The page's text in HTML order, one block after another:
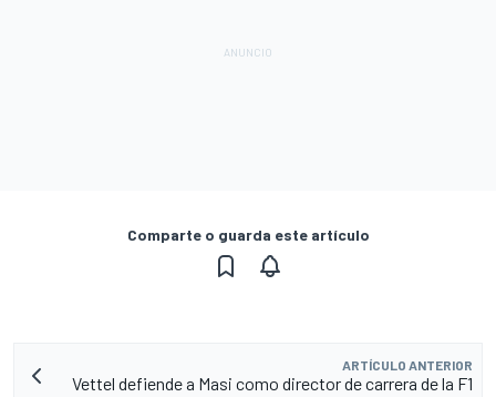
Comparte o guarda este artículo
ARTÍCULO ANTERIOR
Vettel defiende a Masi como director de carrera de la F1